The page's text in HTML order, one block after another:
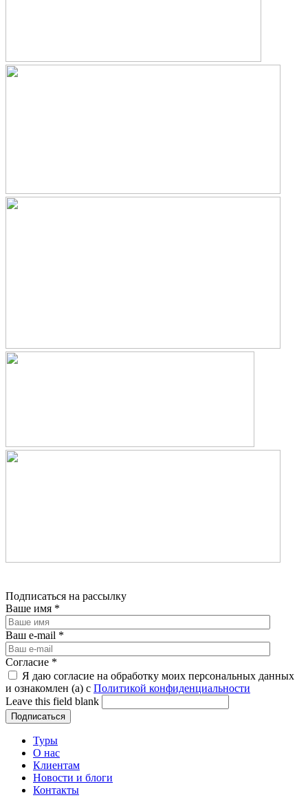
Подписаться на рассылку
Ваше имя *
Ваш e-mail *
Согласие *
Я даю согласие на обработку моих персональных данных
и ознакомлен (а) с Политикой конфиденциальности
Leave this field blank
Туры
О нас
Клиентам
Новости и блоги
Контакты